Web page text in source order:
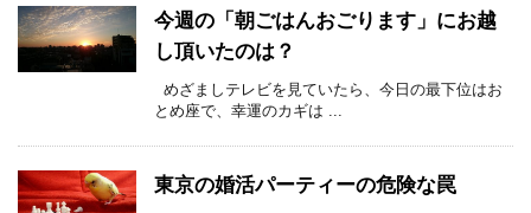
今週の「朝ごはんおごります」にお越
し頂いたのは？
めざましテレビを見ていたら、今日の最下位はお
とめ座で、幸運のカギは ...
東京の婚活パーティーの危険な罠